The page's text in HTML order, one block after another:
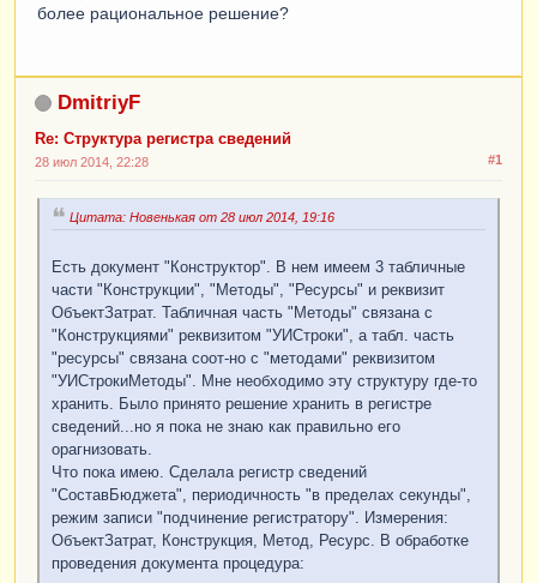
КонструкторБюджетаМетоды .
КонструкторБюджетаРесурсы
РесурсЛитерыБюджета
|
КонструкторБюджетаКонструкции
| ЛЕВОЕ
КАК КонструкторБюджетаМетоды
| ЛЕВОЕ
СОЕДИНЕНИЕ
Документ.КонструкторБюджета.Ресурсы
КАК
КонструкторБюджетаРесурсы
| ПО
КонструкторБюджетаМетоды. УИСтрокиМетоды
КонструкторБюджетаРесурсы .УИСтрокиМетоды
|
КонструкторБюджетаКонструкции.УИСтроки
КонструкторБюджетаМетоды.УИСтроки
|ГДЕ
|
КонструкторБюджетаКонструкции
более рациональное решение?
DmitriyF
Re: Структура регистра сведений
#1
28 июл 2014, 22:28
Цитата: Новенькая от 28 июл 2014, 19:16
Есть документ "Конструктор". В нем имеем 3 табличные
части "Конструкции", "Методы", "Ресурсы" и реквизит
ОбъектЗатрат. Табличная часть "Методы" связана с
"Конструкциями" реквизитом "УИСтроки", а табл. часть
"ресурсы" связана соот-но с "методами" реквизитом
"УИСтрокиМетоды". Мне необходимо эту структуру где-то
хранить. Было принято решение хранить в регистре
сведений...но я пока не знаю как правильно его
орагнизовать.
Что пока имею. Сделала регистр сведений
"СоставБюджета", периодичность "в пределах секунды",
режим записи "подчинение регистратору". Измерения:
ОбъектЗатрат, Конструкция, Метод, Ресурс. В обработке
проведения документа процедура: